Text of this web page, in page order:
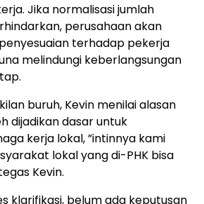
Jika normalisasi jumlah
perusahaan akan
terhadap pekerja
melindungi keberlangsungan
buruh, Kevin menilai alasan
dijadikan dasar untuk
kerja lokal, ”intinnya kami
lokal yang di-PHK bisa
Kevin.
klarifikasi, belum ada keputusan